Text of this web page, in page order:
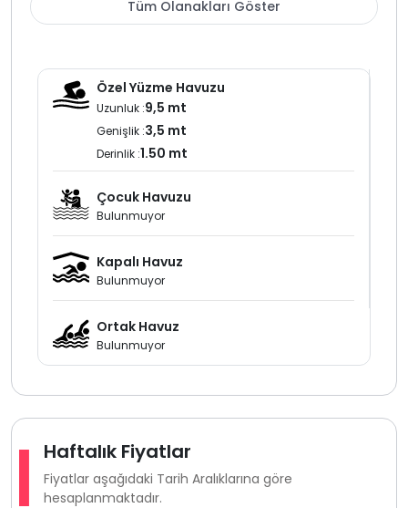
Kalkan Patara bölgesi doğa içinde konumlanan
yapan misafirler için huzurlu ve sakin bir alternatif
Tüm Olanakları Göster
Özel Yüzme Havuzu
Uzunluk :9,5 mt
Genişlik :3,5 mt
Derinlik :1.50 mt
Çocuk Havuzu
Bulunmuyor
Kapalı Havuz
Bulunmuyor
Ortak Havuz
Bulunmuyor
Haftalık Fiyatlar
Fiyatlar aşağıdaki Tarih Aralıklarına göre
hesaplanmaktadır.